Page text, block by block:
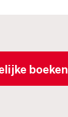
boeken